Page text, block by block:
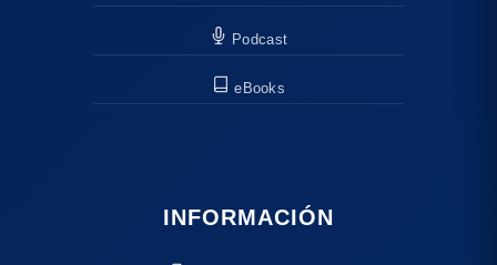
Podcast
eBooks
INFORMACIÓN